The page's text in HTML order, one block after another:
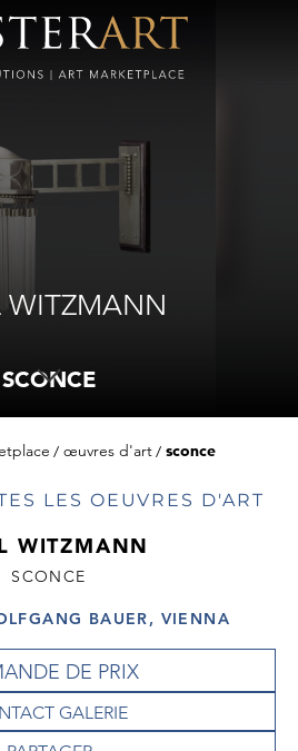
WITZMANN
SCONCE
œuvres d'art sconce
LES OEUVRES D'ART
WITZMANN
SCONCE
BAUER, VIENNA
DE PRIX
GALERIE